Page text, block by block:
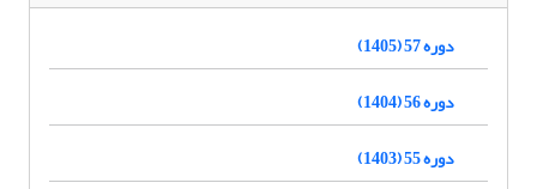
دوره 57 (1405)
دوره 56 (1404)
دوره 55 (1403)